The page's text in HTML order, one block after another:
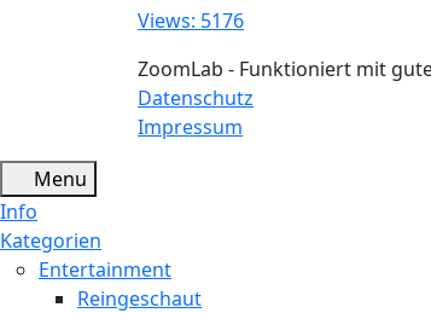
Views: 5176
ZoomLab - Funktioniert mit
Datenschutz
Impressum
Menu
Info
Kategorien
Entertainment
Reingeschaut